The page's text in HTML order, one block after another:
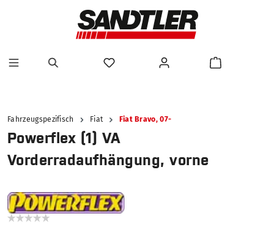
Fahrzeugspezifisch Fiat Fiat Bravo, 07-
Powerflex (1) VA
Vorderradaufhängung, vorne